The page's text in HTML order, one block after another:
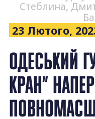
Стеблина,
23 Лютого,
ОДЕСЬКИЙ
КРАН”